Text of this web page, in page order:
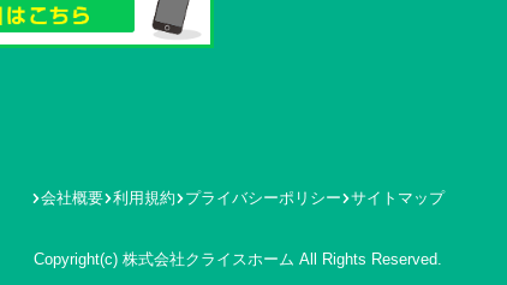
会社概要 利用規約 プライバシーポリシー サイトマップ
Copyright(c) 株式会社クライスホーム All Rights Reserved.